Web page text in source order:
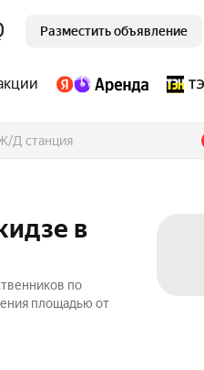
Разместить объявление
в
по
площадью от